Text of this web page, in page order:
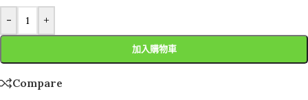
- +
加入購物車
Compare